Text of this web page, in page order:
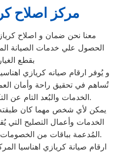
مركز اصلاح
معنا نحن ضمان و اصلاح
الحصول علي خدمات الصيانة
بقطع
و يُوفر ارقام صيانه كريازي
تُساهم في تحقيق راحة وأمان
الخدمات والبُعد التام عن التكاليف المالية باهظة الثمن.
يمكن لأي شخص مهما كان طبقته
الخدمات وأعمال التصليح التي
المُدعمة بباقات من الخصومات والعروض التي ليس لها مثيل.
ارقام صيانة كريازي اهناسيا